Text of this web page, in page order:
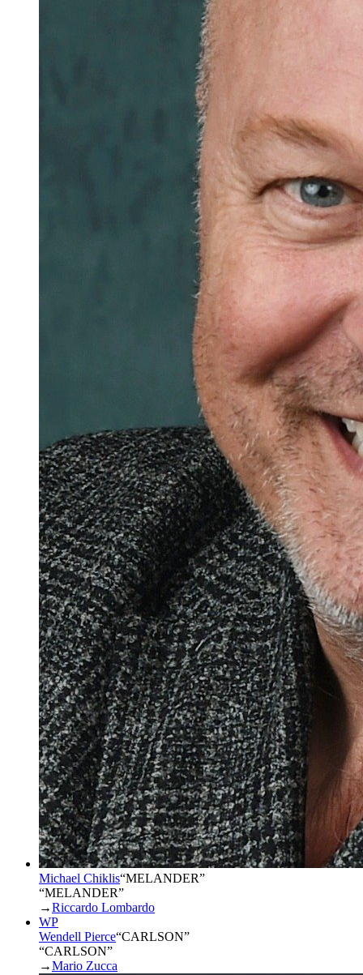
Michael Chiklis“MELANDER”
“MELANDER”
→Riccardo Lombardo
WP
Wendell Pierce“CARLSON”
“CARLSON”
→Mario Zucca